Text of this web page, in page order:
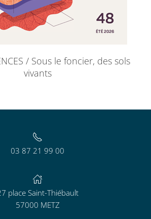
/ Sous le foncier, des sols
vivants
03 87 21 99 00
place Saint-Thiébault
57000 METZ